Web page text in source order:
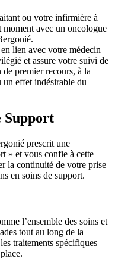
ou votre infirmière à
avec un oncologue
lien avec votre médecin
et assure votre suivi de
premier recours, à la
un effet indésirable du
Support
prescrit une
» et vous confie à cette
la continuité de votre prise
en soins de support.
l’ensemble des soins et
tout au long de la
traitements spécifiques